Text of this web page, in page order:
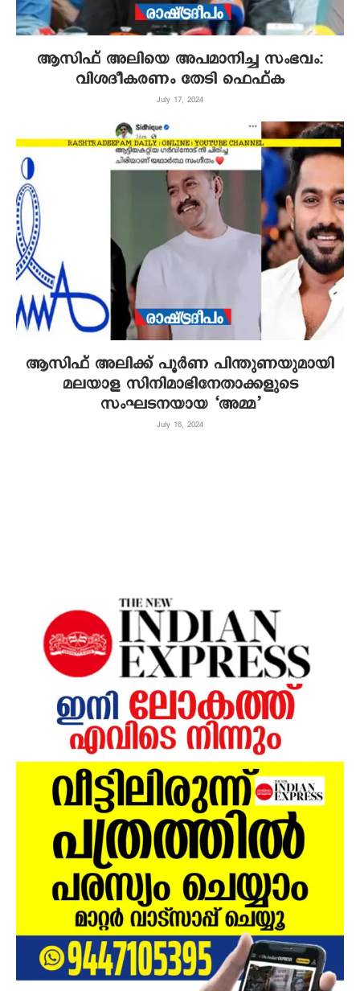
ആസിഫ് അലിയെ അപമാനിച്ച സംഭവം:
വിശദീകരണം തേടി ഫെഫ്ക
July 17, 2024
ആസിഫ് അലിക്ക് പൂർണ പിന്തുണയുമായി
മലയാള സിനിമാഭിനേതാക്കളുടെ
സംഘടനയായ ‘അമ്മ’
July 16, 2024